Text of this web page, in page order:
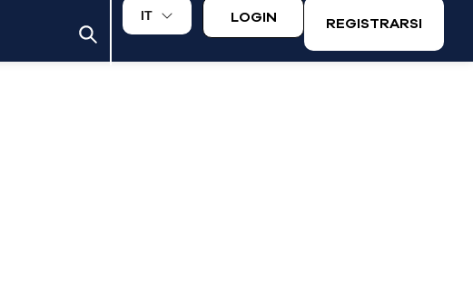
IT LOGIN REGISTRARSI